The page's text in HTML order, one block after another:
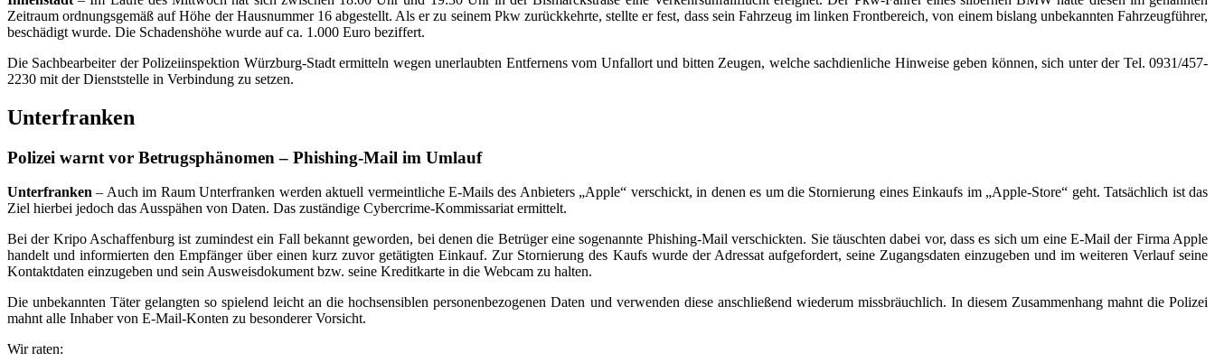
Zeitraum ordnungsgemäß auf Höhe der Hausnummer 16 abgestellt. Als er zu seinem Pkw zurückkehrte, stellte er fest, dass sein Fahrzeug im linken Frontbereich, von einem bislang unbekannten Fahrzeugführer,
beschädigt wurde. Die Schadenshöhe wurde auf ca. 1.000 Euro beziffert.
Die Sachbearbeiter der Polizeiinspektion Würzburg-Stadt ermitteln wegen unerlaubten Entfernens vom Unfallort und bitten Zeugen, welche sachdienliche Hinweise geben können, sich unter der Tel. 0931/457-
2230 mit der Dienststelle in Verbindung zu setzen.
Unterfranken
Polizei warnt vor Betrugsphänomen – Phishing-Mail im Umlauf
Unterfranken – Auch im Raum Unterfranken werden aktuell vermeintliche E-Mails des Anbieters „Apple“ verschickt, in denen es um die Stornierung eines Einkaufs im „Apple-Store“ geht. Tatsächlich ist das
Ziel hierbei jedoch das Ausspähen von Daten. Das zuständige Cybercrime-Kommissariat ermittelt.
Bei der Kripo Aschaffenburg ist zumindest ein Fall bekannt geworden, bei denen die Betrüger eine sogenannte Phishing-Mail verschickten. Sie täuschten dabei vor, dass es sich um eine E-Mail der Firma Apple
handelt und informierten den Empfänger über einen kurz zuvor getätigten Einkauf. Zur Stornierung des Kaufs wurde der Adressat aufgefordert, seine Zugangsdaten einzugeben und im weiteren Verlauf seine
Kontaktdaten einzugeben und sein Ausweisdokument bzw. seine Kreditkarte in die Webcam zu halten.
Die unbekannten Täter gelangten so spielend leicht an die hochsensiblen personenbezogenen Daten und verwenden diese anschließend wiederum missbräuchlich. In diesem Zusammenhang mahnt die Polizei
mahnt alle Inhaber von E-Mail-Konten zu besonderer Vorsicht.
Wir raten: